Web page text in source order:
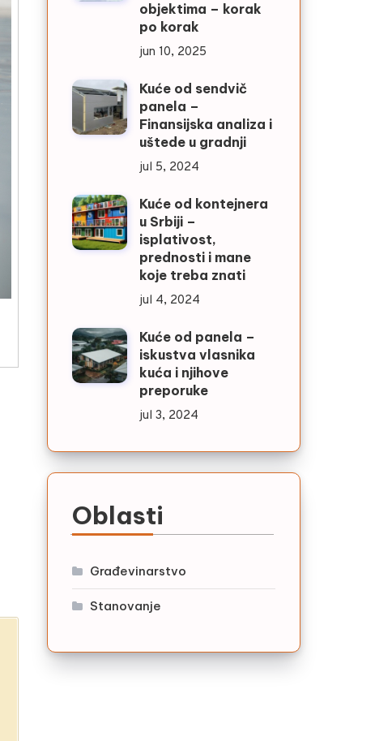
objektima – korak
po korak
jun 10, 2025
Kuće od sendvič
panela –
Finansijska analiza i
uštede u gradnji
jul 5, 2024
Kuće od kontejnera
u Srbiji –
isplativost,
prednosti i mane
koje treba znati
jul 4, 2024
Kuće od panela –
iskustva vlasnika
kuća i njihove
preporuke
jul 3, 2024
Oblasti
Građevinarstvo
Stanovanje